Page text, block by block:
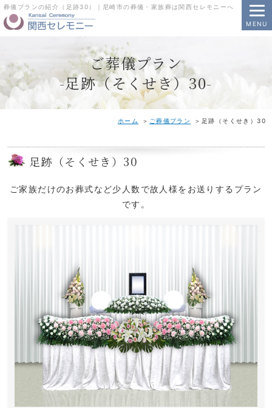
葬儀プランの紹介（足跡30）｜尼崎市の葬儀・家族葬は関西セレモニーへ
MENU
ご葬儀プラン
-足跡（そくせき）30-
ホーム ご葬儀プラン 足跡（そくせき）30
足跡（そくせき）30
ご家族だけのお葬式など少人数で故人様をお送りするプラン
です。